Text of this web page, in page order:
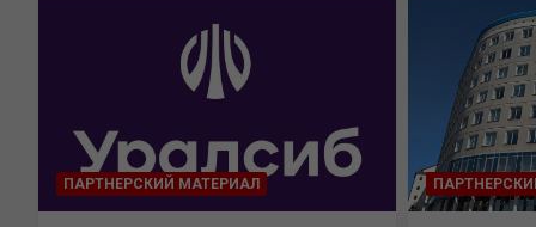
ПАРТНЕРСКИЙ МАТЕРИАЛ